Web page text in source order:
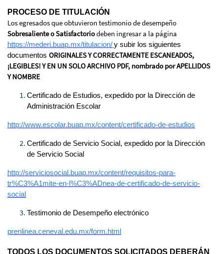
PROCESO DE TITULACIÓN
Los egresados que obtuvieron testimonio de desempeño
Sobresaliente o Satisfactoriodeben ingresar a la página
https://mederi.buap.mx/titulacion/y subir los siguientes
documentos ORIGINALES Y CORRECTAMENTE ESCANEADOS,
¡LEGIBLES! Y EN UN SOLO ARCHIVO PDF, nombrado por APELLIDOS
Y NOMBRE
Certificado de Estudios, expedido por la Dirección de
Administración Escolar
http://www.escolar.buap.mx/content/certificado-de-estudios
Certificado de Servicio Social, expedido por la Dirección
de Servicio Social
http://serviciosocial.buap.mx/content/requisitos-para-
tr%C3%A1mite-en-l%C3%ADnea-de-certificado-de-servicio-
social
Testimonio de Desempeño electrónico
prenlinea.ceneval.edu.mx/form.html
TODOS LOS DOCUMENTOS SOLICITADOS DEBERÁN